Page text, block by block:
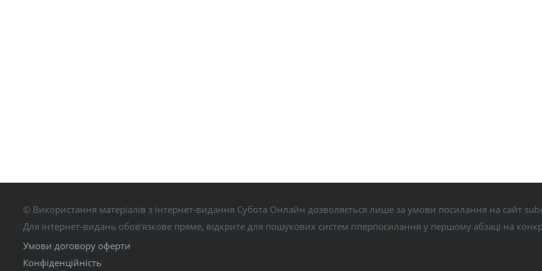
© Використання матеріалів з інтернет-видання Субота Онлайн дозволяється лише за умови посилання на сайт
Для інтернет-видань обов’язкове пряме, відкрите для пошукових систем гіперпосилання у першому абзаці на
Умови договору оферти
Конфіденційність